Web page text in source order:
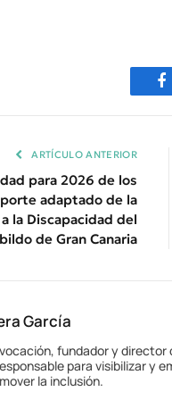
ARTÍCULO ANTERIOR
para 2026 de los
adaptado de la
la Discapacidad del
de Gran Canaria
García
fundador y
para visibilizar y
la inclusión.